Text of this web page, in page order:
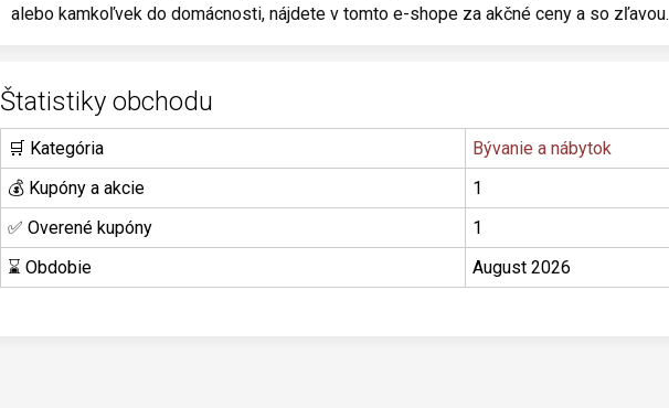
alebo kamkoľvek do domácnosti, nájdete v tomto e-shope za akčné ceny a so zľavou.
Štatistiky obchodu
🛒 Kategória
Bývanie a nábytok
💰 Kupóny a akcie
1
✅ Overené kupóny
1
⌛ Obdobie
August 2026